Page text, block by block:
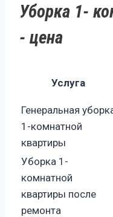
Уборка 1-
- цена
Услуга
Генеральная
1-комнатной
квартиры
Уборка 1-
комнатной
квартиры после
ремонта